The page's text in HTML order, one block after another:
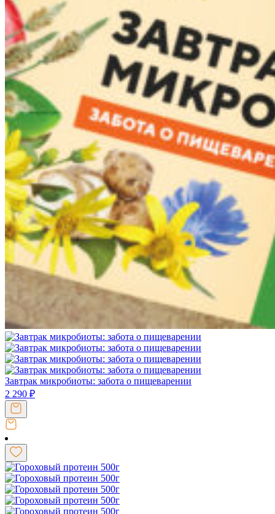
Завтрак микробиоты: забота о пищеварении
2 290 ₽